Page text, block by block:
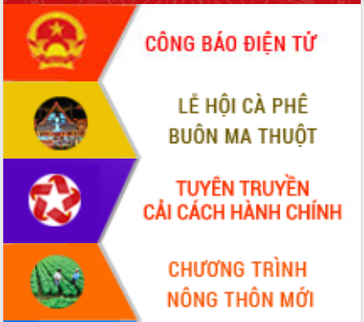
Diễn đàn Kinh tế tư nhân Việt Nam đột
phá cơ chế - Hợp tác công tư
Đề án 06 tạo bước ngoặt đột phá trong
cải cách hành chính tỉnh Đắk Lắk
Kết nối tour, đẩy mạnh chuyển đổi số
để phát triển du lịch Đắk Lắk
Khởi động Dự án Đầu tư xây dựng hạ
tầng kỹ thuật Cụm công nghiệp Tân
Gặp mặt các cơ quan báo chí nhân Kỷ
niệm 101 năm Ngày Báo chí Cách
mạng Việt Nam
Đắk Lắk sơ kết 4 năm triển khai thực
hiện Đề án 06 của Chính phủ
Họp báo thông tin về Hội nghị Công bố
Quy hoạch và Xúc tiến đầu tư tỉnh Đắk
Khơi thông điểm nghẽn, đẩy nhanh